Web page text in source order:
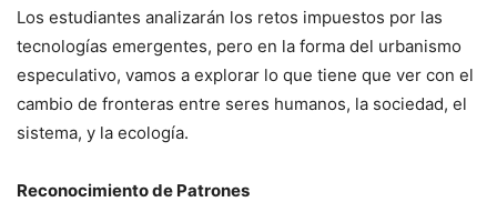
Los estudiantes analizarán los retos impuestos por las
tecnologías emergentes, pero en la forma del urbanismo
especulativo, vamos a explorar lo que tiene que ver con el
cambio de fronteras entre seres humanos, la sociedad, el
sistema, y la ecología.
Reconocimiento de Patrones